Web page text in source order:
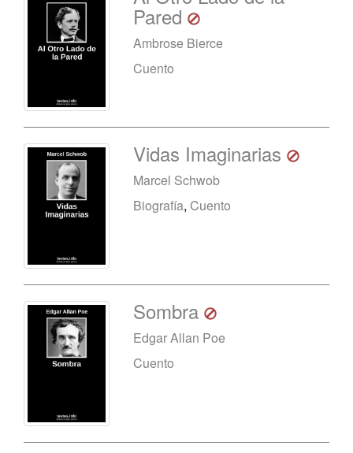
Pared
Ambrose Bierce
Cuento
Vidas Imaginarias
Marcel Schwob
Biografía, Cuento
Sombra
Edgar Allan Poe
Cuento